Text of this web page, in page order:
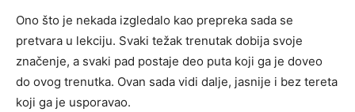
Ono što je nekada izgledalo kao prepreka sada se
pretvara u lekciju. Svaki težak trenutak dobija svoje
značenje, a svaki pad postaje deo puta koji ga je doveo
do ovog trenutka. Ovan sada vidi dalje, jasnije i bez tereta
koji ga je usporavao.